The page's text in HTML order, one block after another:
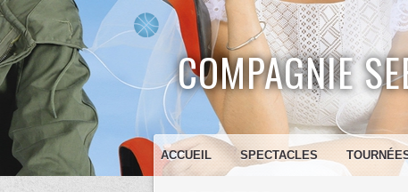
COMPAGNIE
ACCUEIL SPECTACLES